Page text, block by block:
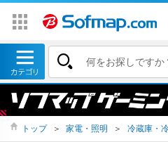
トップ ＞ 家電・照明 ＞ 冷蔵庫・